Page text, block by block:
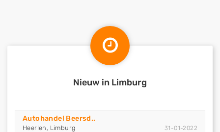
Nieuw in Limburg
Autohandel Beersd..
Heerlen, Limburg 31-01-2022